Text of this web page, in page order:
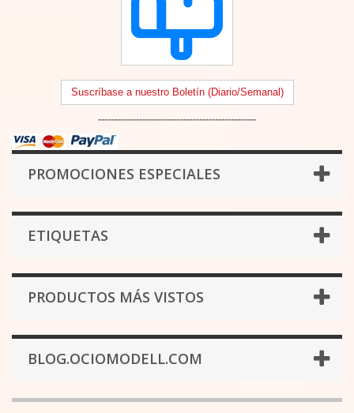
Suscríbase a nuestro Boletín (Diario/Semanal)
--------------------------------------------------
PROMOCIONES ESPECIALES
ETIQUETAS
PRODUCTOS MÁS VISTOS
BLOG.OCIOMODELL.COM